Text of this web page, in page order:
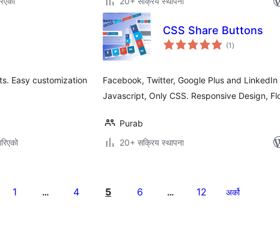
Easy customization
CSS Share Buttons
(1 कुल
रेटिङ्गहरू
)
Facebook, Twitter, Google Plus and
Javascript, Only CSS. Responsive Design,
Purab
20+ सक्रिय स्थापना
1 … 4 5 6 … 12 अर्को